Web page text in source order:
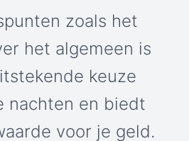
zoals het
het algemeen is
keuze
nachten en biedt
voor je geld.